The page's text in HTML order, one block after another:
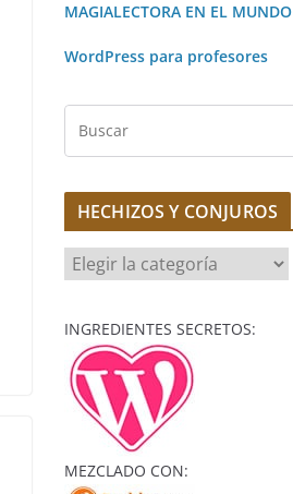
MAGIALECTORA EN EL MUNDO
WordPress para profesores
c
a
r
HECHIZOS Y CONJUROS
H
E
H
Z
Y
INGREDIENTES SECRETOS:
MEZCLADO CON: